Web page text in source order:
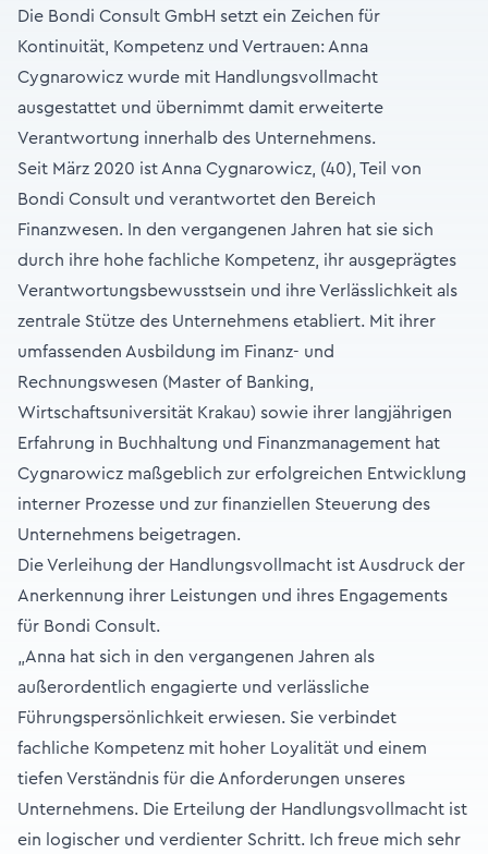
Die Bondi Consult GmbH setzt ein Zeichen für
Kontinuität, Kompetenz und Vertrauen: Anna
Cygnarowicz wurde mit Handlungsvollmacht
ausgestattet und übernimmt damit erweiterte
Verantwortung innerhalb des Unternehmens.
Seit März 2020 ist Anna Cygnarowicz, (40), Teil von
Bondi Consult und verantwortet den Bereich
Finanzwesen. In den vergangenen Jahren hat sie sich
durch ihre hohe fachliche Kompetenz, ihr ausgeprägtes
Verantwortungsbewusstsein und ihre Verlässlichkeit als
zentrale Stütze des Unternehmens etabliert. Mit ihrer
umfassenden Ausbildung im Finanz- und
Rechnungswesen (Master of Banking,
Wirtschaftsuniversität Krakau) sowie ihrer langjährigen
Erfahrung in Buchhaltung und Finanzmanagement hat
Cygnarowicz maßgeblich zur erfolgreichen Entwicklung
interner Prozesse und zur finanziellen Steuerung des
Unternehmens beigetragen.
Die Verleihung der Handlungsvollmacht ist Ausdruck der
Anerkennung ihrer Leistungen und ihres Engagements
für Bondi Consult.
„Anna hat sich in den vergangenen Jahren als
außerordentlich engagierte und verlässliche
Führungspersönlichkeit erwiesen. Sie verbindet
fachliche Kompetenz mit hoher Loyalität und einem
tiefen Verständnis für die Anforderungen unseres
Unternehmens. Die Erteilung der Handlungsvollmacht ist
ein logischer und verdienter Schritt. Ich freue mich sehr